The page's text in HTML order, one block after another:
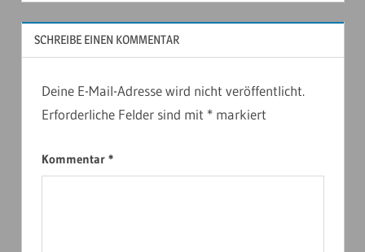
SCHREIBE EINEN KOMMENTAR
Deine E-Mail-Adresse wird nicht veröffentlicht.
Erforderliche Felder sind mit *markiert
Kommentar *